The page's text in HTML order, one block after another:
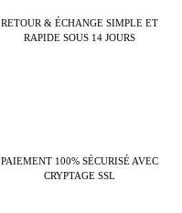
RETOUR & ÉCHANGE SIMPLE ET
RAPIDE SOUS 14 JOURS
PAIEMENT 100% SÉCURISÉ AVEC
CRYPTAGE SSL